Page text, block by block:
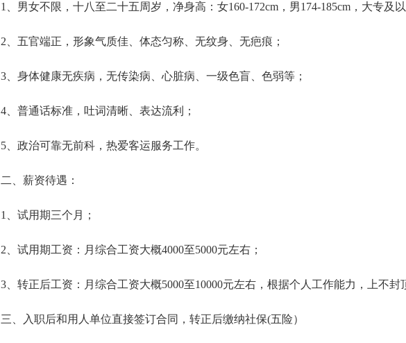
1、男女不限，十八至二十五周岁，净身高：女160-172cm，男174-185cm，大专及
2、五官端正，形象气质佳、体态匀称、无纹身、无疤痕；
3、身体健康无疾病，无传染病、心脏病、一级色盲、色弱等；
4、普通话标准，吐词清晰、表达流利；
5、政治可靠无前科，热爱客运服务工作。
二、薪资待遇：
1、试用期三个月；
2、试用期工资：月综合工资大概4000至5000元左右；
3、转正后工资：月综合工资大概5000至10000元左右，根据个人工作能力，上不封
三、入职后和用人单位直接签订合同，转正后缴纳社保(五险）